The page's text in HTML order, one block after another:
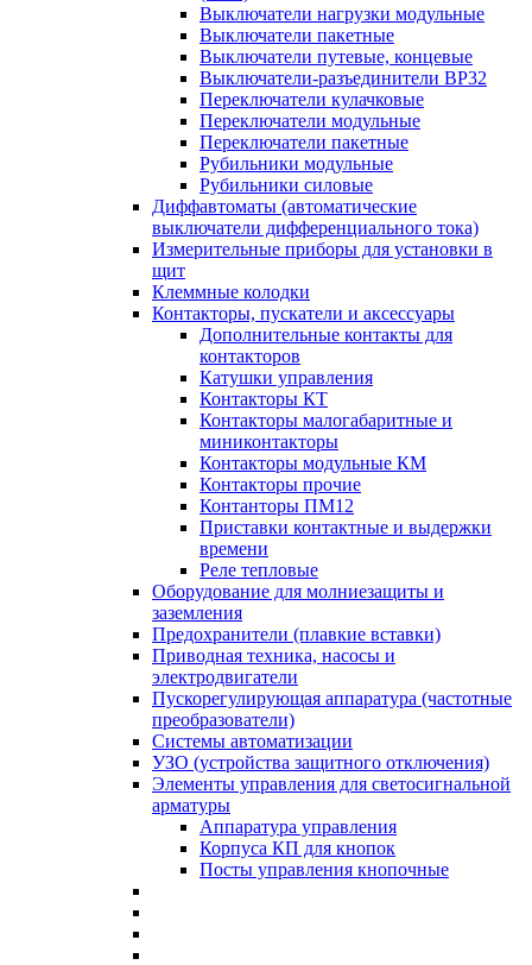
Выключатели нагрузки модульные
Выключатели пакетные
Выключатели путевые, концевые
Выключатели-разъединители ВР32
Переключатели кулачковые
Переключатели модульные
Переключатели пакетные
Рубильники модульные
Рубильники силовые
Диффавтоматы (автоматические
выключатели дифференциального тока)
Измерительные приборы для установки в
щит
Клеммные колодки
Контакторы, пускатели и аксессуары
Дополнительные контакты для
контакторов
Катушки управления
Контакторы КТ
Контакторы малогабаритные и
миниконтакторы
Контакторы модульные КМ
Контакторы прочие
Контанторы ПМ12
Приставки контактные и выдержки
времени
Реле тепловые
Оборудование для молниезащиты и
заземления
Предохранители (плавкие вставки)
Приводная техника, насосы и
электродвигатели
Пускорегулирующая аппаратура (частотные
преобразователи)
Системы автоматизации
УЗО (устройства защитного отключения)
Элементы управления для светосигнальной
арматуры
Аппаратура управления
Корпуса КП для кнопок
Посты управления кнопочные